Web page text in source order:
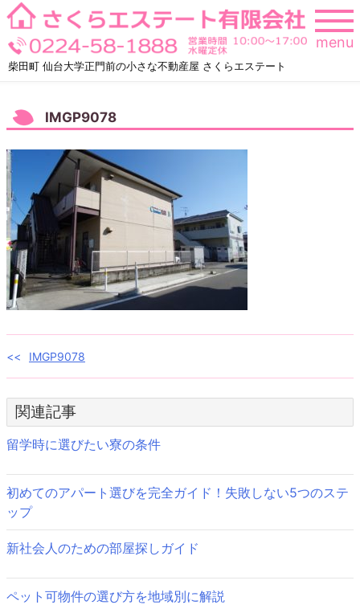
Skip
to
content
柴田町 仙台大学正門前の小さな不動産屋 さくらエステート
menu
IMGP9078
投
ナ
ビ
ゲ
ー
シ
ン
IMGP9078
関連記事
留学時に選びたい寮の条件
初めてのアパート選びを完全ガイド！失敗しない5つのステ
ップ
新社会人のための部屋探しガイド
ペット可物件の選び方を地域別に解説